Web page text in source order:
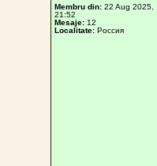
Membru din: 22 Aug 2025,
21:52
Mesaje: 12
Localitate: Россия